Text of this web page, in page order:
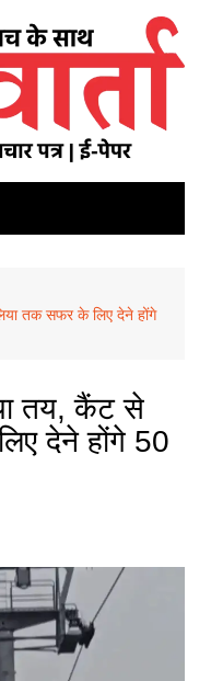
तक सफर के लिए देने होंगे
तय, कैंट से
देने होंगे 50